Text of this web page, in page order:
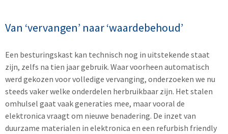
Van ‘vervangen’ naar ‘waardebehoud’
Een besturingskast kan technisch nog in uitstekende staat
zijn, zelfs na tien jaar gebruik. Waar voorheen automatisch
werd gekozen voor volledige vervanging, onderzoeken we nu
steeds vaker welke onderdelen herbruikbaar zijn. Het stalen
omhulsel gaat vaak generaties mee, maar vooral de
elektronica vraagt om nieuwe benadering. De inzet van
duurzame materialen in elektronica en een refurbish friendly